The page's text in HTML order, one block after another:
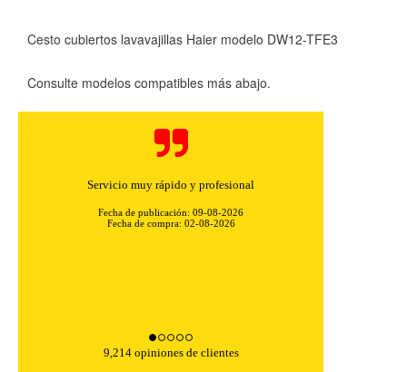
Cesto cubiertos lavavajillas Haier modelo DW12-TFE3
Consulte modelos compatibles más abajo.
Servicio muy rápido y profesional
Fecha de publicación: 09-08-2026
Fecha de compra: 02-08-2026
9,214 opiniones de clientes